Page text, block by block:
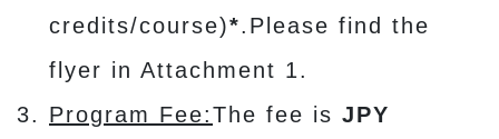
credits/course)*.Please find the
flyer in Attachment 1.
Program Fee:The fee is JPY